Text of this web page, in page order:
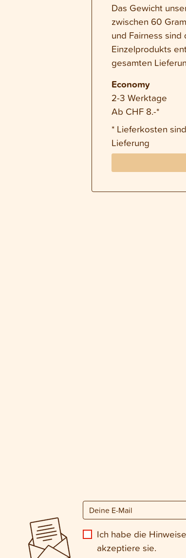
Das Gewicht
zwischen 60
und Fairness
Einzelprodukts
gesamten
Economy
2-3 Werktage
Ab CHF 8.-*
* Lieferkosten
Lieferung
Ich habe die
akzeptiere sie.